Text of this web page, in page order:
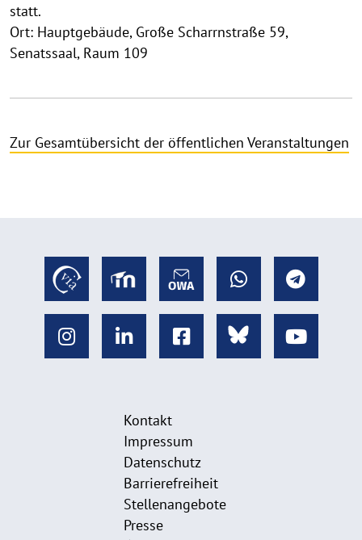
statt.
Ort: Hauptgebäude, Große Scharrnstraße 59,
Senatssaal, Raum 109
Zur Gesamtübersicht der öffentlichen Veranstaltungen
Kontakt
Impressum
Datenschutz
Barrierefreiheit
Stellenangebote
Presse